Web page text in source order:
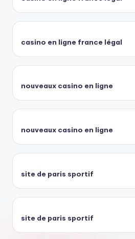
casino en ligne france légal
nouveaux casino en ligne
nouveaux casino en ligne
site de paris sportif
site de paris sportif